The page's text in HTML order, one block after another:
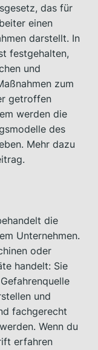
das für
einen
darstellt. In
festgehalten,
und
zum
getroffen
werden die
des
Mehr dazu
die
Unternehmen.
oder
handelt: Sie
und
fachgerecht
Wenn du
erfahren